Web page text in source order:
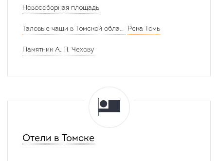
Новособорная площадь
Таловые чаши в Томской области Река Томь
Памятник А. П. Чехову
Отели в Томске